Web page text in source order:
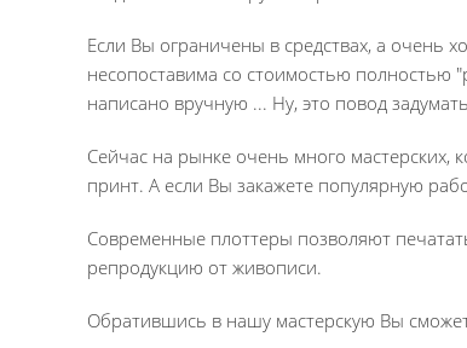
Если Вы ограничены в средствах, а очень
несопоставима со стоимостью полностью
написано вручную ... Ну, это повод
Сейчас на рынке очень много мастерских,
принт. А если Вы закажете популярную
Современные плоттеры позволяют
репродукцию от живописи.
Обратившись в нашу мастерскую Вы